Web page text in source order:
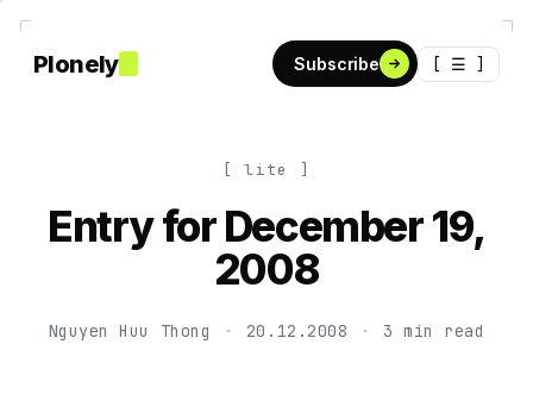
Plonely Subscribe [ ☰ ]
[ lite ]
Entry for December 19,
2008
Nguyen Huu Thong · 20.12.2008 · 3 min read